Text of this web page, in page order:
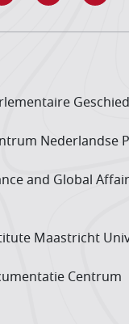
Neder­landse
and Global
Maastricht
Centrum